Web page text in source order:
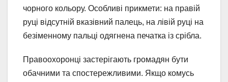
чорного кольору. Особливі прикмети: на правій
руці відсутній вказівний палець, на лівій руці на
безіменному пальці одягнена печатка із срібла.
Правоохоронці застерігають громадян бути
обачними та спостережливими. Якщо комусь